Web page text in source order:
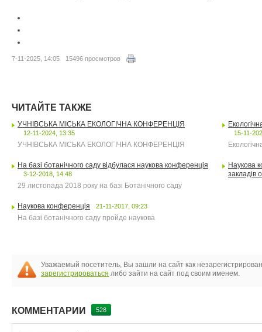
7-11-2025, 14:05 15496 просмотров
ЧИТАЙТЕ ТАКЖЕ
УЧНІВСЬКА МІСЬКА ЕКОЛОГІЧНА КОНФЕРЕНЦІЯ
12-11-2024, 13:35
УЧНІВСЬКА МІСЬКА ЕКОЛОГІЧНА КОНФЕРЕНЦІЯ
15-11-
На базі ботанічного саду відбулася наукова конференція
3-12-2018, 14:48
29 листопада 2018 року на базі Ботанічного саду
Наукова
закладів
Наукова конференція 21-11-2017, 09:23
На базі ботанічного саду пройде наукова
Уважаемый посетитель, Вы зашли на сайт как
зарегистрироваться либо зайти на сайт под своим именем.
КОММЕНТАРИИ 528